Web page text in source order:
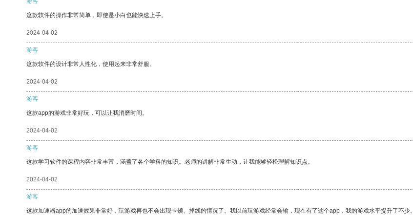
这款软件的操作非常简单，即使是小白也能快速上手。
2024-04-02
游客
这款软件的设计非常人性化，使用起来非常舒服。
2024-04-02
游客
这款app的游戏非常好玩，可以让我消磨时间。
2024-04-02
游客
这款学习软件的课程内容非常丰富，涵盖了各个学科的知识。老师的讲解非常生动，让我能够轻松理解知识点。
2024-04-02
游客
这款加速器app的加速效果非常好，玩游戏再也不会出现卡顿、掉线的情况了。我以前玩游戏经常会输，现在有了这个app，我的游戏水平提升了不少。